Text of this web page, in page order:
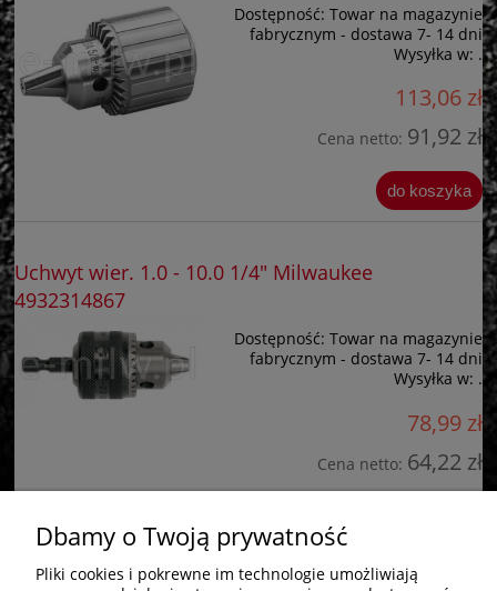
Dostępność: Towar na magazynie
fabrycznym - dostawa 7- 14 dni
Wysyłka w: .
113,06 zł
Cena netto: 91,92 zł
do koszyka
Uchwyt wier. 1.0 - 10.0 1/4" Milwaukee
4932314867
Dostępność: Towar na magazynie
fabrycznym - dostawa 7- 14 dni
Wysyłka w: .
78,99 zł
Cena netto: 64,22 zł
Dbamy o Twoją prywatność
Pliki cookies i pokrewne im technologie umożliwiają